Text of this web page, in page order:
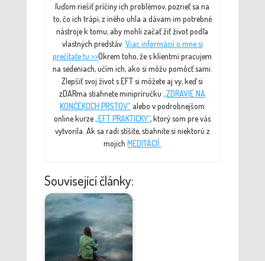
ľuďom riešiť príčiny ich problémov, pozrieť sa na
to, čo ich trápi, z iného uhla a dávam im potrebné
nástroje k tomu, aby mohli začať žiť život podľa
vlastných predstáv. Viac informácií o mne si
prečítate tu >>Okrem toho, že s klientmi pracujem
na sedeniach, učím ich, ako si môžu pomôcť sami.
Zlepšiť svoj život s EFT si môžete aj vy, keď si
zDARma stiahnete minipríručku„ZDRAVIE NA
KONČEKOCH PRSTOV“ alebo v podrobnejšom
online kurze„EFT PRAKTICKY“, ktorý som pre vás
vytvorila. Ak sa radi stíšite, stiahnite si niektorú z
mojichMEDITÁCIÍ.
Související články: